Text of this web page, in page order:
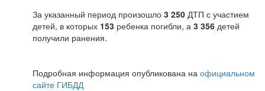
За указанный период произошло 3 250 ДТП с участием
детей, в которых 153 ребенка погибли, а 3 356 детей
получили ранения.
Подробная информация опубликована на официальном
сайте ГИБДД